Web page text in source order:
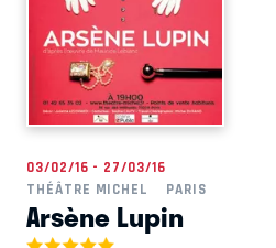
03/02/16 - 27/03/16
THÉÂTRE MICHEL
PARIS
Arsène Lupin